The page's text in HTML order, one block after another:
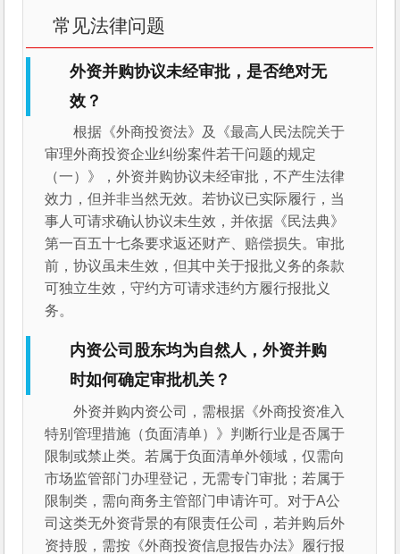
常见法律问题
外资并购协议未经审批，是否绝对无
效？
根据《外商投资法》及《最高人民法院关于
审理外商投资企业纠纷案件若干问题的规定
（一）》，外资并购协议未经审批，不产生法律
效力，但并非当然无效。若协议已实际履行，当
事人可请求确认协议未生效，并依据《民法典》
第一百五十七条要求返还财产、赔偿损失。审批
前，协议虽未生效，但其中关于报批义务的条款
可独立生效，守约方可请求违约方履行报批义
务。
内资公司股东均为自然人，外资并购
时如何确定审批机关？
外资并购内资公司，需根据《外商投资准入
特别管理措施（负面清单）》判断行业是否属于
限制或禁止类。若属于负面清单外领域，仅需向
市场监管部门办理登记，无需专门审批；若属于
限制类，需向商务主管部门申请许可。对于A公
司这类无外资背景的有限责任公司，若并购后外
资持股，需按《外商投资信息报告办法》履行报